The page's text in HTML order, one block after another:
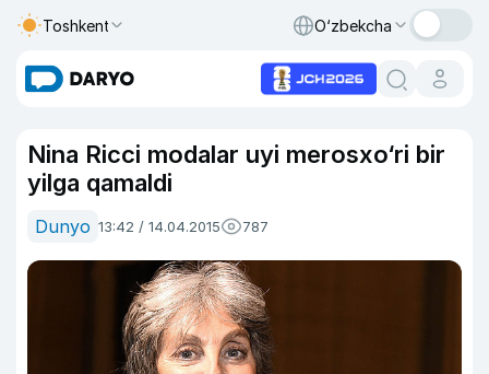
Toshkent O‘zbekcha
Nina Ricci modalar uyi merosxo‘ri bir
yilga qamaldi
Dunyo 13:42 / 14.04.2015 787